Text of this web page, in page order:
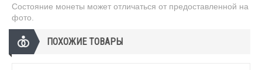
Состояние монеты может отличаться от предоставленной на
фото.
ПОХОЖИЕ ТОВАРЫ